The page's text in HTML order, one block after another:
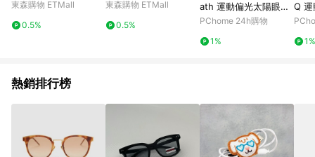
行申訴，恕無法贈點回饋。 10. 部分點數紅包僅限指定商品使
用，或不適用於無回饋商品。各點數紅包之適用商品與使用條件
3 Prizm Sapphire 鏡
東森購物 ETMall
0.5%
(OO9406A-06 Prizm
東森購物 ETMall
0.5%
ath 運動偏光太陽眼鏡
(OO9208-51 Prizm bl
PChome 24h購物
1%
Q
15-
1%
熱銷排行榜